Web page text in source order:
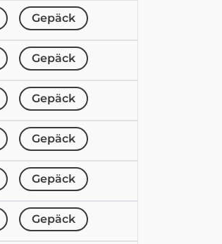
Gepäck
Gepäck
Gepäck
Gepäck
Gepäck
Gepäck